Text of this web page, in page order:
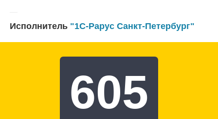
Исполнитель "1С-Рарус Санкт-Петербург"
605